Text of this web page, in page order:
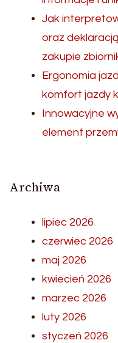
Jak
oraz
zakupie
Ergonomia
komfort jazdy
Innowacyjne
element
Archiwa
lipiec 2026
czerwiec 2026
maj 2026
kwiecień 2026
marzec 2026
luty 2026
styczeń 2026